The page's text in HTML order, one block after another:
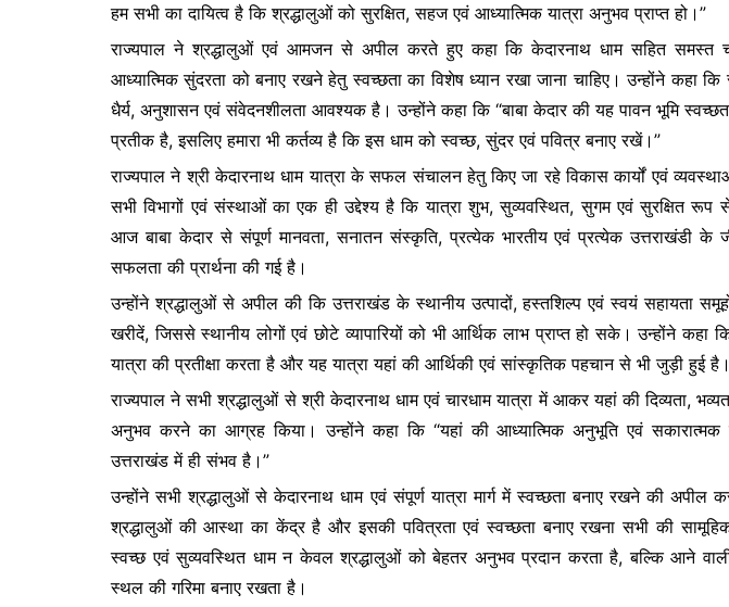
हम सभी का दायित्व है कि श्रद्धालुओं को सुरक्षित, सहज एवं आध्यात्मिक यात्रा अनुभव प्राप्त हो।”
राज्यपाल ने श्रद्धालुओं एवं आमजन से अपील करते हुए कहा कि केदारनाथ धाम सहित समस्त
आध्यात्मिक सुंदरता को बनाए रखने हेतु स्वच्छता का विशेष ध्यान रखा जाना चाहिए। उन्होंने कहा कि
धैर्य, अनुशासन एवं संवेदनशीलता आवश्यक है। उन्होंने कहा कि “बाबा केदार की यह पावन भूमि
प्रतीक है, इसलिए हमारा भी कर्तव्य है कि इस धाम को स्वच्छ, सुंदर एवं पवित्र बनाए रखें।”
राज्यपाल ने श्री केदारनाथ धाम यात्रा के सफल संचालन हेतु किए जा रहे विकास कार्यों एवं
सभी विभागों एवं संस्थाओं का एक ही उद्देश्य है कि यात्रा शुभ, सुव्यवस्थित, सुगम एवं सुरक्षित रूप
आज बाबा केदार से संपूर्ण मानवता, सनातन संस्कृति, प्रत्येक भारतीय एवं प्रत्येक उत्तराखंडी के
सफलता की प्रार्थना की गई है।
उन्होंने श्रद्धालुओं से अपील की कि उत्तराखंड के स्थानीय उत्पादों, हस्तशिल्प एवं स्वयं सहायता
खरीदें, जिससे स्थानीय लोगों एवं छोटे व्यापारियों को भी आर्थिक लाभ प्राप्त हो सके। उन्होंने कहा
यात्रा की प्रतीक्षा करता है और यह यात्रा यहां की आर्थिकी एवं सांस्कृतिक पहचान से भी जुड़ी हुई है।
राज्यपाल ने सभी श्रद्धालुओं से श्री केदारनाथ धाम एवं चारधाम यात्रा में आकर यहां की दिव्यता,
अनुभव करने का आग्रह किया। उन्होंने कहा कि “यहां की आध्यात्मिक अनुभूति एवं
उत्तराखंड में ही संभव है।”
उन्होंने सभी श्रद्धालुओं से केदारनाथ धाम एवं संपूर्ण यात्रा मार्ग में स्वच्छता बनाए रखने की अपील
श्रद्धालुओं की आस्था का केंद्र है और इसकी पवित्रता एवं स्वच्छता बनाए रखना सभी की सामूहिक
स्वच्छ एवं सुव्यवस्थित धाम न केवल श्रद्धालुओं को बेहतर अनुभव प्रदान करता है, बल्कि आने
स्थल की गरिमा बनाए रखता है।